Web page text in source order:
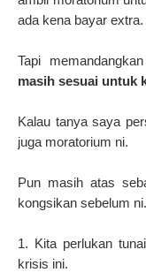
ada kena bayar extra.
Tapi
masih sesuai untuk
Kalau tanya saya
juga moratorium ni.
Pun masih atas
kongsikan sebelum ni.
1. Kita perlukan
krisis ini.